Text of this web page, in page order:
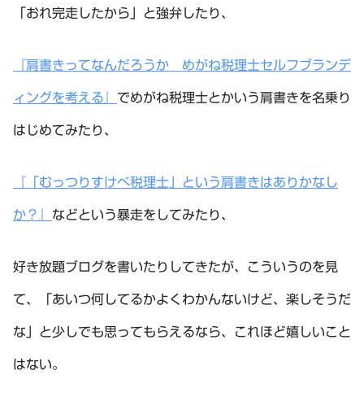
「おれ完走したから」と強弁したり、
『肩書きってなんだろうか めがね税理士セルフブランデ
ィングを考える』 でめがね税理士とかいう肩書きを名乗り
はじめてみたり、
『「むっつりすけべ税理士」という肩書きはありかなし
か？』 などという暴走をしてみたり、
好き放題ブログを書いたりしてきたが、こういうのを見
て、「あいつ何してるかよくわかんないけど、楽しそうだ
な」と少しでも思ってもらえるなら、これほど嬉しいこと
はない。